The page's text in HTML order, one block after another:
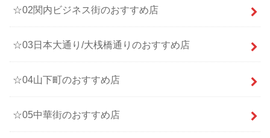
☆02関内ビジネス街のおすすめ店
☆03日本大通り/大桟橋通りのおすすめ店
☆04山下町のおすすめ店
☆05中華街のおすすめ店